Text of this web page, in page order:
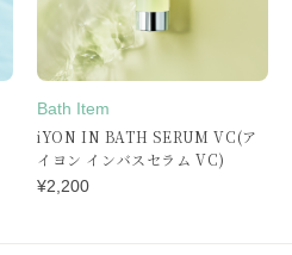
Bath Item
iYON IN BATH SERUM VC(ア
イヨン インバスセラム VC)
¥2,200